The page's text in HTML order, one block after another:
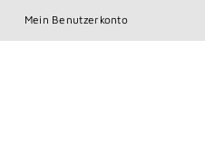
Mein Benutzerkonto